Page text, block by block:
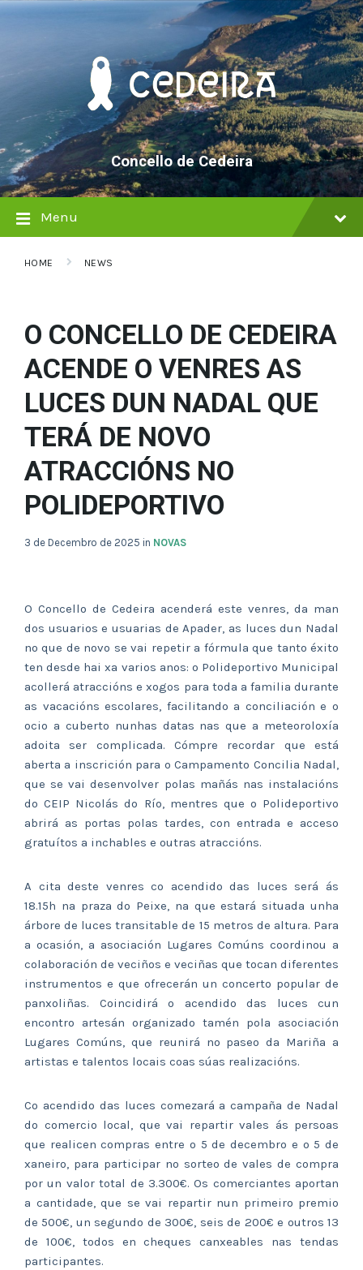
Skip
Skip
Skip
Concello de Cedeira
Menu
HOME NEWS
O CONCELLO DE CEDEIRA
ACENDE O VENRES AS
LUCES DUN NADAL QUE
TERÁ DE NOVO
ATRACCIÓNS NO
POLIDEPORTIVO
3 de Decembro de 2025 in NOVAS
O Concello de Cedeira acenderá este venres, da man
dos usuarios e usuarias de Apader, as luces dun Nadal
no que de novo se vai repetir a fórmula que tanto éxito
ten desde hai xa varios anos: o Polideportivo Municipal
acollerá atraccións e xogos para toda a familia durante
as vacacións escolares, facilitando a conciliación e o
ocio a cuberto nunhas datas nas que a meteoroloxía
adoita ser complicada. Cómpre recordar que está
aberta a inscrición para o Campamento Concilia Nadal,
que se vai desenvolver polas mañás nas instalacións
do CEIP Nicolás do Río, mentres que o Polideportivo
abrirá as portas polas tardes, con entrada e acceso
gratuítos a inchables e outras atraccións.
A cita deste venres co acendido das luces será ás
18.15h na praza do Peixe, na que estará situada unha
árbore de luces transitable de 15 metros de altura. Para
a ocasión, a asociación Lugares Comúns coordinou a
colaboración de veciños e veciñas que tocan diferentes
instrumentos e que ofrecerán un concerto popular de
panxoliñas. Coincidirá o acendido das luces cun
encontro artesán organizado tamén pola asociación
Lugares Comúns, que reunirá no paseo da Mariña a
artistas e talentos locais coas súas realizacións.
Co acendido das luces comezará a campaña de Nadal
do comercio local, que vai repartir vales ás persoas
que realicen compras entre o 5 de decembro e o 5 de
xaneiro, para participar no sorteo de vales de compra
por un valor total de 3.300€. Os comerciantes aportan
a cantidade, que se vai repartir nun primeiro premio
de 500€, un segundo de 300€, seis de 200€ e outros 13
de 100€, todos en cheques canxeables nas tendas
participantes.